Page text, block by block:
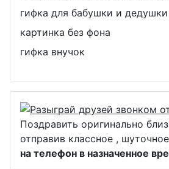
гифка для бабушки и дедушки
картинка без фона
гифка внучок
Поздравить оригинально
отправив классное ,
на телефон в назначенное